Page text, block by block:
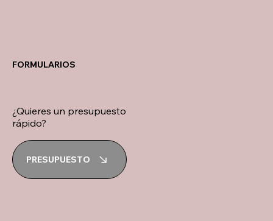
FORMULARIOS
¿Quieres un presupuesto
rápido?
PRESUPUESTO